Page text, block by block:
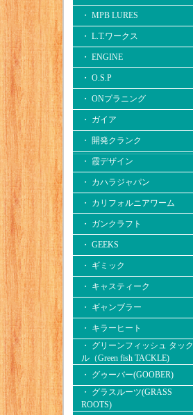
・ MPB LURES
・ L.T.ワークス
・ ENGINE
・ O.S.P
・ ONプラニング
・ ガイア
・ 開発クランク
・ 霞デザイン
・ カハラジャパン
・ カリフォルニアワーム
・ ガンクラフト
・ GEEKS
・ ギミック
・ キャスティーク
・ ギャンブラー
・ キラーヒート
・ グリーンフィッシュ タック
ル（Green fish TACKLE)
・ グゥーバー(GOOBER)
・ グラスルーツ(GRASS
ROOTS)